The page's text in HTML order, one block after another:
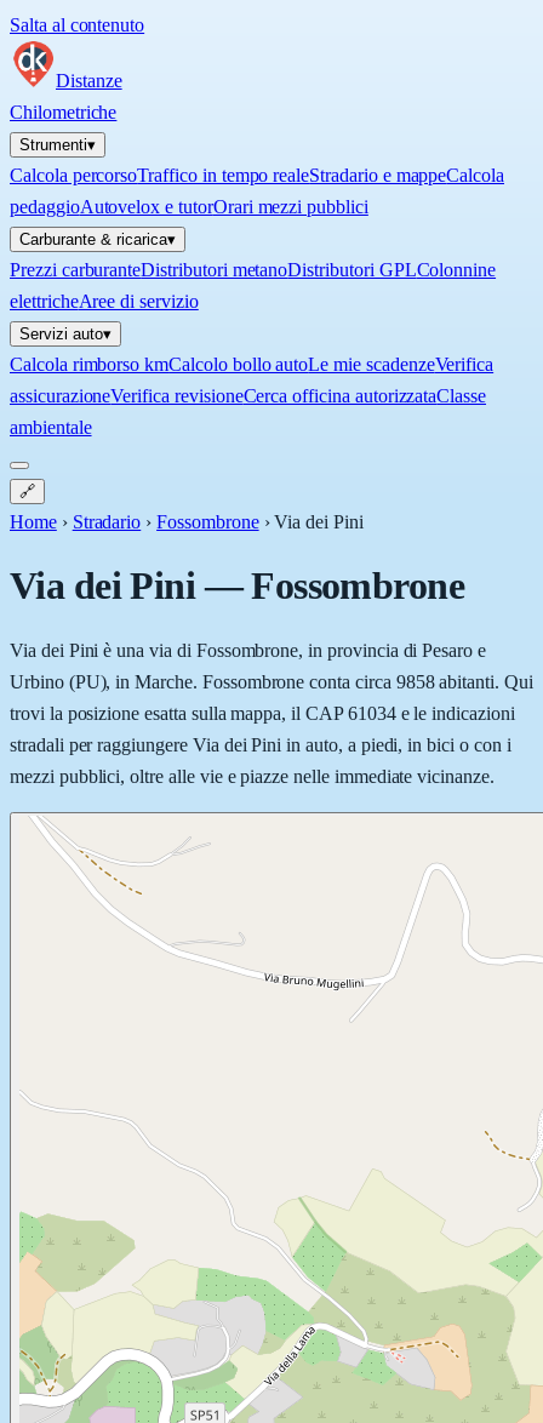
Salta al contenuto
Distanze
Chilometriche
Strumenti▾
Calcola percorsoTraffico in tempo realeStradario e mappeCalcola
pedaggioAutovelox e tutorOrari mezzi pubblici
Carburante & ricarica▾
Prezzi carburanteDistributori metanoDistributori GPLColonnine
elettricheAree di servizio
Servizi auto▾
Calcola rimborso kmCalcolo bollo autoLe mie scadenzeVerifica
assicurazioneVerifica revisioneCerca officina autorizzataClasse
ambientale
🔗
Home › Stradario › Fossombrone ›Via dei Pini
Via dei Pini—Fossombrone
Via dei Pini è una via di Fossombrone, in provincia di Pesaro e
Urbino (PU), in Marche. Fossombrone conta circa 9858 abitanti. Qui
trovi la posizione esatta sulla mappa, il CAP 61034 e le indicazioni
stradali per raggiungere Via dei Pini in auto, a piedi, in bici o con i
mezzi pubblici, oltre alle vie e piazze nelle immediate vicinanze.